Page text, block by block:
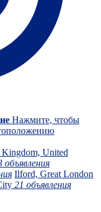
Нажмите, чтобы
United
объявления
Ilford, Great London
21 объявления